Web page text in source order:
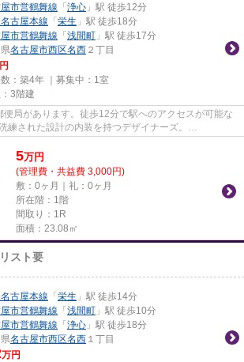
市営鶴舞線 「 浄心 」駅 徒歩12分
古屋本線 「 栄生 」駅 徒歩18分
市営鶴舞線 「 浅間町 」駅 徒歩17分
名古屋市西区名西 ２丁目
：築4年 ｜募集中： 1室
3階建
局があります。徒歩12分で駅へのアクセスが可能な
練された設計の内装を持つデザイナーズ。
物件情報をお探し...
5万円
(管理費・共益費 3,000円)
敷：0ヶ月｜礼：0ヶ月
所在階：1階
間取り：1R
面積：23.08㎡
スト要
古屋本線 「 栄生 」駅 徒歩14分
市営鶴舞線 「 浅間町 」駅 徒歩10分
市営鶴舞線 「 浄心 」駅 徒歩18分
名古屋市西区名西 １丁目
万円